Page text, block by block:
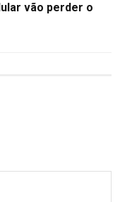
vão perder o